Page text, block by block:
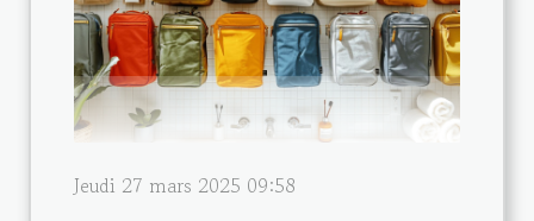
Jeudi 27 mars 2025 09:58